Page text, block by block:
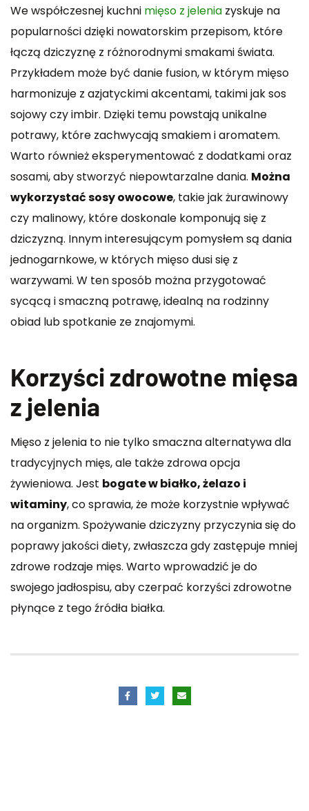
We współczesnej kuchni mięso z jelenia zyskuje na
popularności dzięki nowatorskim przepisom, które
łączą dziczyznę z różnorodnymi smakami świata.
Przykładem może być danie fusion, w którym mięso
harmonizuje z azjatyckimi akcentami, takimi jak sos
sojowy czy imbir. Dzięki temu powstają unikalne
potrawy, które zachwycają smakiem i aromatem.
Warto również eksperymentować z dodatkami oraz
sosami, aby stworzyć niepowtarzalne dania. Można
wykorzystać sosy owocowe, takie jak żurawinowy
czy malinowy, które doskonale komponują się z
dziczyzną. Innym interesującym pomysłem są dania
jednogarnkowe, w których mięso dusi się z
warzywami. W ten sposób można przygotować
sycącą i smaczną potrawę, idealną na rodzinny
obiad lub spotkanie ze znajomymi.
Korzyści zdrowotne mięsa
z jelenia
Mięso z jelenia to nie tylko smaczna alternatywa dla
tradycyjnych mięs, ale także zdrowa opcja
żywieniowa. Jest bogate w białko, żelazo i
witaminy, co sprawia, że może korzystnie wpływać
na organizm. Spożywanie dziczyzny przyczynia się do
poprawy jakości diety, zwłaszcza gdy zastępuje mniej
zdrowe rodzaje mięs. Warto wprowadzić je do
swojego jadłospisu, aby czerpać korzyści zdrowotne
płynące z tego źródła białka.